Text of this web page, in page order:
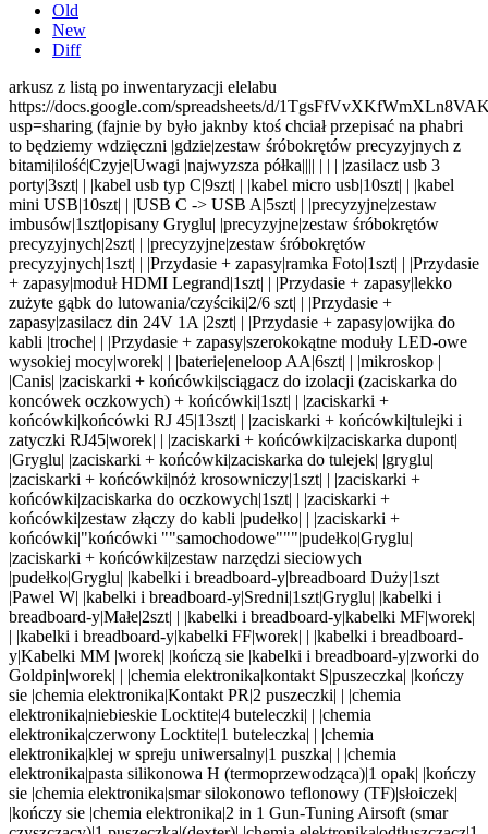
Old
New
Diff
arkusz z listą po inwentaryzacji elelabu
https://docs.google.com/spreadsheets/d/
usp=sharing (fajnie by było jaknby ktoś chciał przepisać na phabri
to będziemy wdzięczni |gdzie|zestaw śróbokrętów precyzyjnych z
bitami|ilość|Czyje|Uwagi |najwyzsza półka|||| | | | |zasilacz usb 3
porty|3szt| | |kabel usb typ C|9szt| | |kabel micro usb|10szt| | |kabel
mini USB|10szt| | |USB C -> USB A|5szt| | |precyzyjne|zestaw
imbusów|1szt|opisany Gryglu| |precyzyjne|zestaw śróbokrętów
precyzyjnych|2szt| | |precyzyjne|zestaw śróbokrętów
precyzyjnych|1szt| | |Przydasie + zapasy|ramka Foto|1szt| | |Przydasie
+ zapasy|moduł HDMI Legrand|1szt| | |Przydasie + zapasy|lekko
zużyte gąbk do lutowania/czyściki|2/6 szt| | |Przydasie +
zapasy|zasilacz din 24V 1A |2szt| | |Przydasie + zapasy|owijka do
kabli |troche| | |Przydasie + zapasy|szerokokątne moduły LED-owe
wysokiej mocy|worek| | |baterie|eneloop AA|6szt| | |mikroskop |
|Canis| |zaciskarki + końcówki|sciągacz do izolacji (zaciskarka do
koncówek oczkowych) + końcówki|1szt| | |zaciskarki +
końcówki|końcówki RJ 45|13szt| | |zaciskarki + końcówki|tulejki i
zatyczki RJ45|worek| | |zaciskarki + końcówki|zaciskarka dupont|
|Gryglu| |zaciskarki + końcówki|zaciskarka do tulejek| |gryglu|
|zaciskarki + końcówki|nóż krosowniczy|1szt| | |zaciskarki +
końcówki|zaciskarka do oczkowych|1szt| | |zaciskarki +
końcówki|zestaw złączy do kabli |pudełko| | |zaciskarki +
końcówki|"końcówki ""samochodowe"""|pudełko|Gryglu|
|zaciskarki + końcówki|zestaw narzędzi sieciowych
|pudełko|Gryglu| |kabelki i breadboard-y|breadboard Duży|1szt
|Pawel W| |kabelki i breadboard-y|Sredni|1szt|Gryglu| |kabelki i
breadboard-y|Małe|2szt| | |kabelki i breadboard-y|kabelki MF|worek|
| |kabelki i breadboard-y|kabelki FF|worek| | |kabelki i breadboard-
y|Kabelki MM |worek| |kończą sie |kabelki i breadboard-y|zworki do
Goldpin|worek| | |chemia elektronika|kontakt S|puszeczka| |kończy
sie |chemia elektronika|Kontakt PR|2 puszeczki| | |chemia
elektronika|niebieskie Locktite|4 buteleczki| | |chemia
elektronika|czerwony Locktite|1 buteleczka| | |chemia
elektronika|klej w spreju uniwersalny|1 puszka| | |chemia
elektronika|pasta silikonowa H (termoprzewodząca)|1 opak| |kończy
sie |chemia elektronika|smar silokonowo teflonowy (TF)|słoiczek|
|kończy sie |chemia elektronika|2 in 1 Gun-Tuning Airsoft (smar